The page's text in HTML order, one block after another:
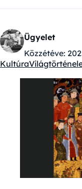
Ügyelet
Közzétéve:
Kategóriák:
Kultúra